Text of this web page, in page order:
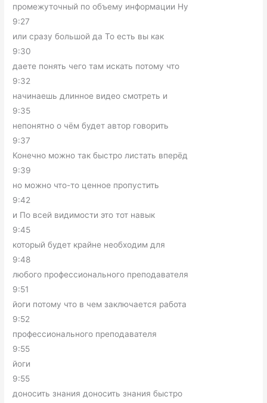
промежуточный по объему информации Ну
9:27
или сразу большой да То есть вы как
9:30
даете понять чего там искать потому что
9:32
начинаешь длинное видео смотреть и
9:35
непонятно о чём будет автор говорить
9:37
Конечно можно так быстро листать вперёд
9:39
но можно что-то ценное пропустить
9:42
и По всей видимости это тот навык
9:45
который будет крайне необходим для
9:48
любого профессионального преподавателя
9:51
йоги потому что в чем заключается работа
9:52
профессионального преподавателя
9:55
йоги
9:55
доносить знания доносить знания быстро